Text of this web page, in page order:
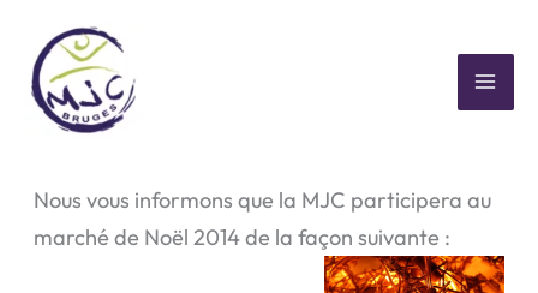
contenu
Marché de Noël 2014
Nous vous informons que la MJC participera au
marché de Noël 2014 de la façon suivante :